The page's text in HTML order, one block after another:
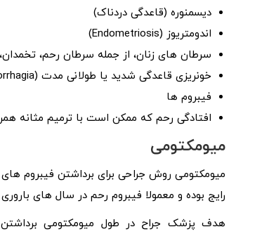
دیسمنوره (قاعدگی دردناک)
اندومتریوز (Endometriosis)
سرطان های زنان، از جمله سرطان رحم،
خونریزی قاعدگی شدید یا طولانی مدت (menorrhagia)
فیبروم ها
افتادگی رحم که ممکن است با ترمیم مثانه
میومکتومی
میومکتومی روش جراحی برای برداشتن فیبروم
رایج بوده و معمولا فیبروم رحم در سال های
هدف پزشک جراح در طول میومکتومی